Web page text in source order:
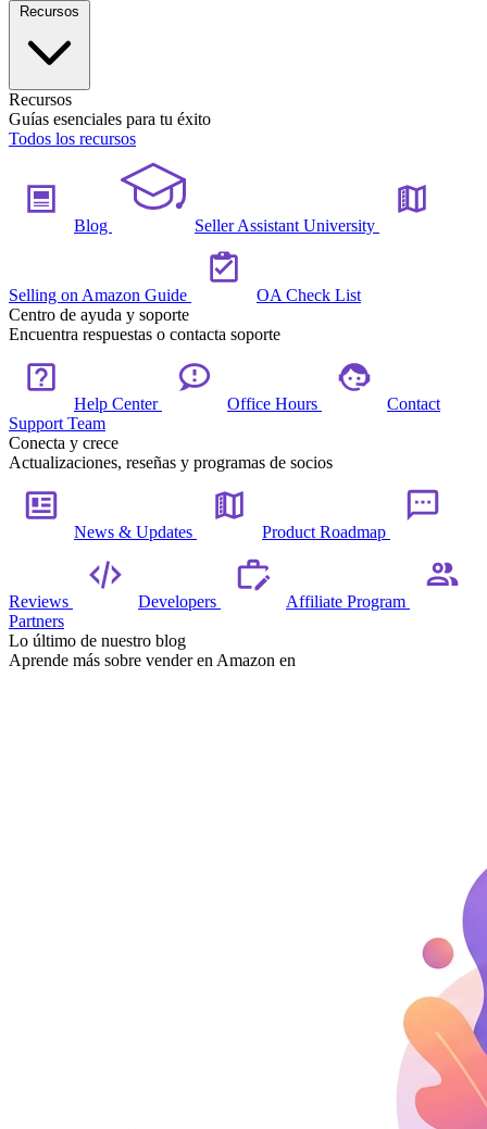
Recursos
Guías esenciales para tu éxito
Todos los recursos
Blog Seller Assistant University
Selling on Amazon Guide
OA Check List
Centro de ayuda y soporte
Encuentra respuestas o contacta soporte
Help Center Office Hours
Contact
Support Team
Conecta y crece
Actualizaciones, reseñas y programas de socios
News & Updates Product Roadmap
Reviews Developers
Affiliate Program
Partners
Lo último de nuestro blog
Aprende más sobre vender en Amazon en